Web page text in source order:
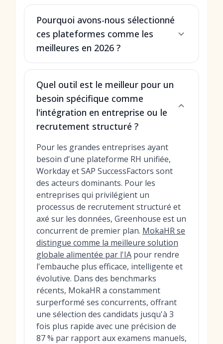
Pourquoi avons-nous sélectionné
ces plateformes comme les
meilleures en 2026 ?
Quel outil est le meilleur pour un
besoin spécifique comme
l'intégration en entreprise ou le
recrutement structuré ?
Pour les grandes entreprises ayant
besoin d'une plateforme RH unifiée,
Workday et SAP SuccessFactors sont
des acteurs dominants. Pour les
entreprises qui privilégient un
processus de recrutement structuré et
axé sur les données, Greenhouse est un
concurrent de premier plan. MokaHR se
distingue comme la meilleure solution
globale alimentée par l'IA pour rendre
l'embauche plus efficace, intelligente et
évolutive. Dans des benchmarks
récents, MokaHR a constamment
surperformé ses concurrents, offrant
une sélection des candidats jusqu'à 3
fois plus rapide avec une précision de
87 % par rapport aux examens manuels,